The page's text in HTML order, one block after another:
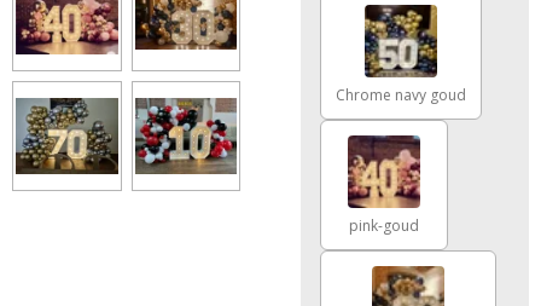
Chrome navy goud
pink-goud